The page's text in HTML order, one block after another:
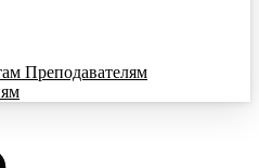
Преподавателям